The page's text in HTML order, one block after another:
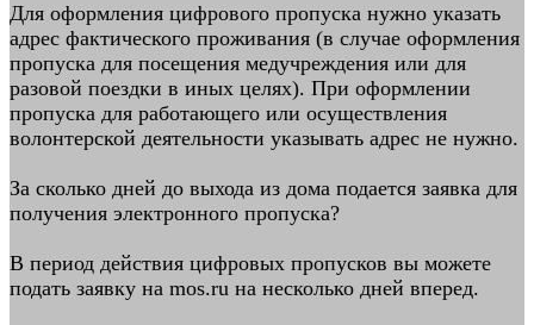
Для оформления цифрового пропуска нужно указать
адрес фактического проживания (в случае оформления
пропуска для посещения медучреждения или для
разовой поездки в иных целях). При оформлении
пропуска для работающего или осуществления
волонтерской деятельности указывать адрес не нужно.
За сколько дней до выхода из дома подается заявка для
получения электронного пропуска?
В период действия цифровых пропусков вы можете
подать заявку на mos.ru на несколько дней вперед.